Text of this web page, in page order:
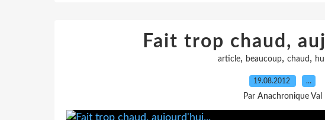
Fait trop chaud,
article, beaucoup, chaud ,
19.08.2012 …
Par Anachronique Val